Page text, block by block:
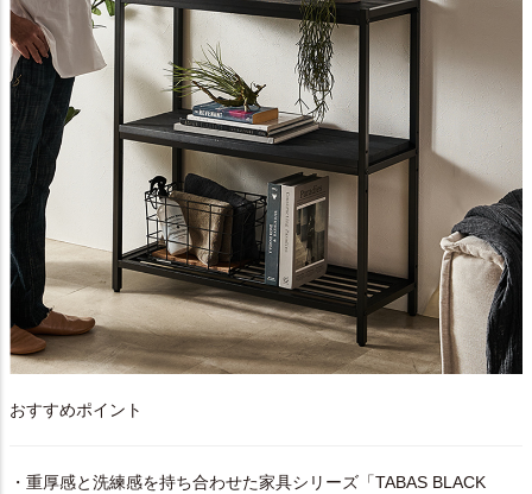
おすすめポイント
・重厚感と洗練感を持ち合わせた家具シリーズ「TABAS BLACK